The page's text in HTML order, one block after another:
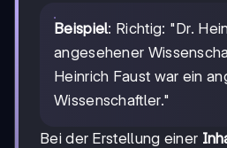
Beispiel: Richtig: "Dr.
angesehener
Heinrich Faust war ein
Wissenschaftler."
Bei der Erstellung einer